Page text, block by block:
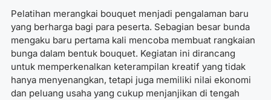
Pelatihan merangkai bouquet menjadi pengalaman baru
yang berharga bagi para peserta. Sebagian besar bunda
mengaku baru pertama kali mencoba membuat rangkaian
bunga dalam bentuk bouquet. Kegiatan ini dirancang
untuk memperkenalkan keterampilan kreatif yang tidak
hanya menyenangkan, tetapi juga memiliki nilai ekonomi
dan peluang usaha yang cukup menjanjikan di tengah